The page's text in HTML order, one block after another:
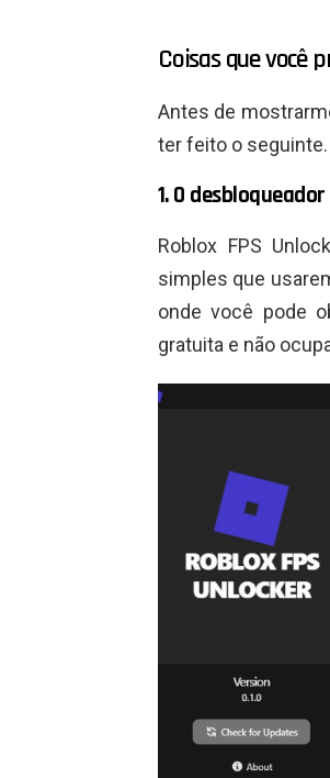
Coisas que você
Antes de
ter feito o seguinte.
1. O
Roblox FPS
simples que
onde você pode
gratuita e não